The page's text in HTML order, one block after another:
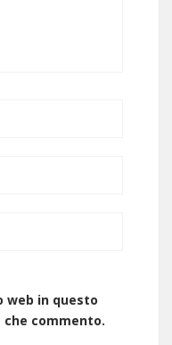
web in questo
commento.